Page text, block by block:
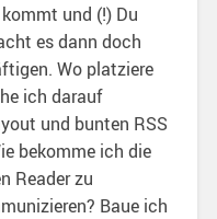
und (!) Du
es dann doch
Wo platziere
ich darauf
und bunten RSS
bekomme ich die
Reader zu
Baue ich